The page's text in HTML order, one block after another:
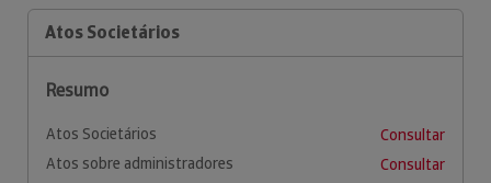
Atos Societários
Resumo
Atos Societários
Consultar
Atos sobre administradores
Consultar